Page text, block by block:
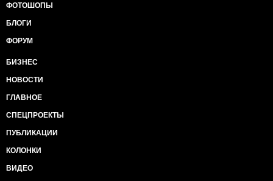
ФОТОШОПЫ
БЛОГИ
ФОРУМ
БИЗНЕС
НОВОСТИ
ГЛАВНОЕ
СПЕЦПРОЕКТЫ
ПУБЛИКАЦИИ
КОЛОНКИ
ВИДЕО